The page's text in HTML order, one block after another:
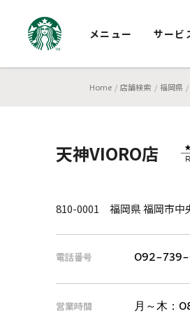
メニュー サービ
Home 店舗検索 福岡県
天神VIORO店
810-0001 福岡県 福岡市中
電話番号 092-739-
営業時間 月～木：